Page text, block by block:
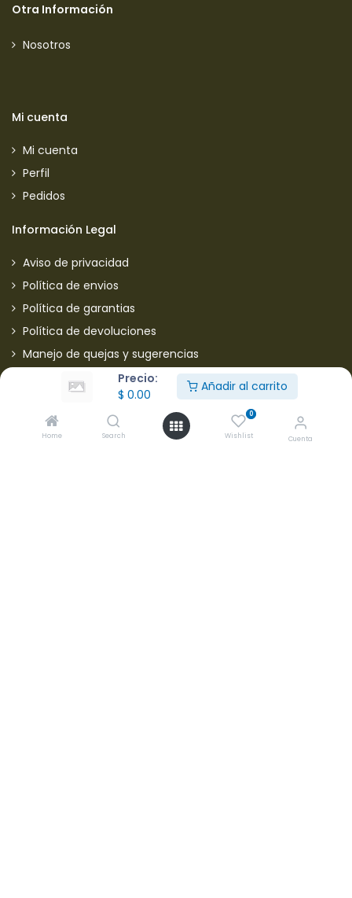
Precio:
$ 0.00
Añadir al carrito
Home Search
0
Wishlist Cuenta
Otra Información
Nosotros
Mi cuenta
Mi cuenta
Perfil
Pedidos
Información Legal
Aviso de privacidad
Política de envios
Política de garantias
Política de devoluciones
Manejo de quejas y sugerencias
Aviso de privacidad usuarios
Mantente informado de nuestras ofertas